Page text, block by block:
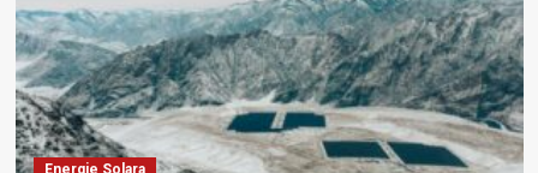
Energie Solara